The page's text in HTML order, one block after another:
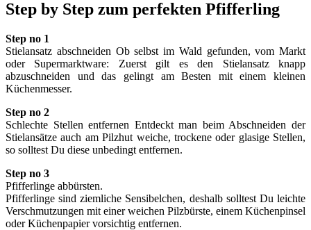
Step by Step zum perfekten Pfifferling
Step no 1
Stielansatz abschneiden Ob selbst im Wald gefunden, vom Markt
oder Supermarktware: Zuerst gilt es den Stielansatz knapp
abzuschneiden und das gelingt am Besten mit einem kleinen
Küchenmesser.
Step no 2
Schlechte Stellen entfernen Entdeckt man beim Abschneiden der
Stielansätze auch am Pilzhut weiche, trockene oder glasige Stellen,
so solltest Du diese unbedingt entfernen.
Step no 3
Pfifferlinge abbürsten.
Pfifferlinge sind ziemliche Sensibelchen, deshalb solltest Du leichte
Verschmutzungen mit einer weichen Pilzbürste, einem Küchenpinsel
oder Küchenpapier vorsichtig entfernen.